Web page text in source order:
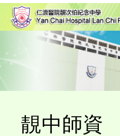
靚中師資